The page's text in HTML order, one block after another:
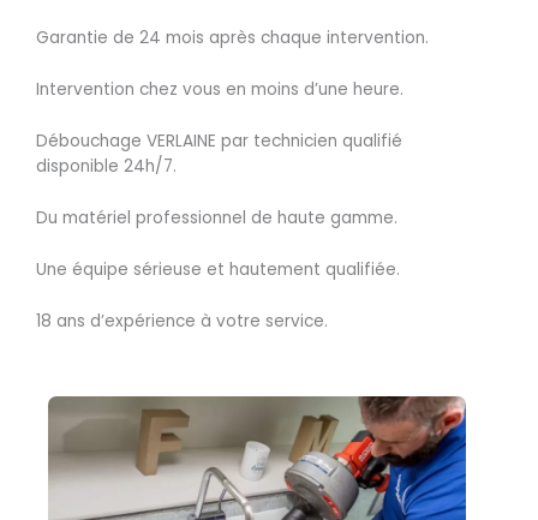
Garantie de 24 mois après chaque intervention.
Intervention chez vous en moins d’une heure.
Débouchage VERLAINE par technicien qualifié
disponible 24h/7.
Du matériel professionnel de haute gamme.
Une équipe sérieuse et hautement qualifiée.
18 ans d’expérience à votre service.